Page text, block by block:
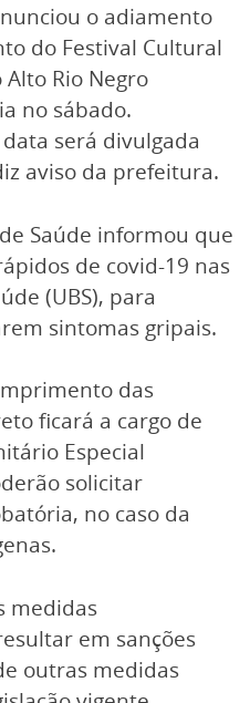
o adiamento
do Festival Cultural
Rio Negro
no sábado.
será divulgada
aviso da prefeitura.
Saúde informou que
de covid-19 nas
(UBS), para
sintomas gripais.
das
ficará a cargo de
Especial
solicitar
no caso da
medidas
em sanções
outras medidas